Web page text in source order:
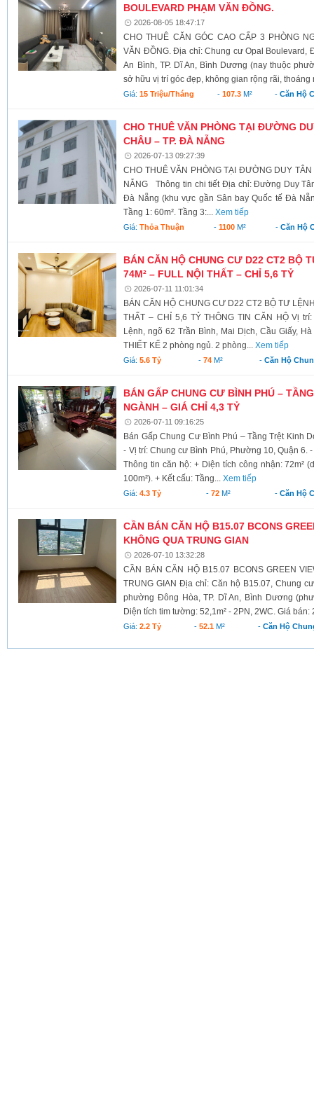
BOULEVARD PHẠM VĂN ĐỒNG.
2026-08-05 18:47:17
CHO THUÊ CĂN GÓC CAO CẤP 3 PHÒNG
VĂN ĐỒNG. Địa chỉ: Chung cư Opal
An Bình, TP. Dĩ An, Bình Dương (nay thuộc
sở hữu vị trí góc đẹp, không gian rộng rãi, thoáng
Giá:15 Triệu/tháng - 107.3M² -Căn Hộ
CHO THUÊ VĂN PHÒNG TẠI ĐƯỜNG
CHÂU – TP. ĐÀ NẴNG
2026-07-13 09:27:39
CHO THUÊ VĂN PHÒNG TẠI ĐƯỜNG DUY
NẴNG Thông tin chi tiết Địa chỉ: Đường Duy
Đà Nẵng (khu vực gần Sân bay Quốc tế Đà
Tầng 1: 60m². Tầng 3:...Xem tiếp
Giá:Thỏa Thuận -1100 M² - Căn Hộ
BÁN CĂN HỘ CHUNG CƯ D22 CT2 BỘ
74M² – FULL NỘI THẤT – CHỈ 5,6 TỶ
2026-07-11 11:01:34
BÁN CĂN HỘ CHUNG CƯ D22 CT2 BỘ TƯ
THẤT – CHỈ 5,6 TỶ THÔNG TIN CĂN HỘ Vị
Lệnh, ngõ 62 Trần Bình, Mai Dịch, Cầu Giấy,
THIẾT KẾ 2 phòng ngủ. 2 phòng...Xem tiếp
Giá:5.6 Tỷ - 74M² -Căn Hộ
BÁN GẤP CHUNG CƯ BÌNH PHÚ –
NGÀNH – GIÁ CHỈ 4,3 TỶ
2026-07-11 09:16:25
Bán Gấp Chung Cư Bình Phú – Tầng Trệt Kinh
- Vị trí: Chung cư Bình Phú, Phường 10, Quận 6.
Thông tin căn hộ: + Diện tích công nhận: 72m²
100m²). + Kết cấu: Tầng...Xem tiếp
Giá:4.3 Tỷ - 72M² -Căn Hộ
CẦN BÁN CĂN HỘ B15.07 BCONS
KHÔNG QUA TRUNG GIAN
2026-07-10 13:32:28
CẦN BÁN CĂN HỘ B15.07 BCONS GREEN
TRUNG GIAN Địa chỉ: Căn hộ B15.07, Chung
phường Đông Hòa, TP. Dĩ An, Bình Dương
Diện tích tim tường: 52,1m² - 2PN, 2WC. Giá
Giá:2.2 Tỷ -52.1 M² - Căn Hộ